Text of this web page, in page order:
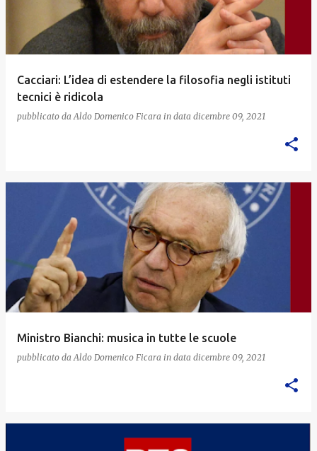
Cacciari: L’idea di estendere la filosofia negli istituti
tecnici è ridicola
pubblicato da Aldo Domenico Ficara in data dicembre 09, 2021
Ministro Bianchi: musica in tutte le scuole
pubblicato da Aldo Domenico Ficara in data dicembre 09, 2021